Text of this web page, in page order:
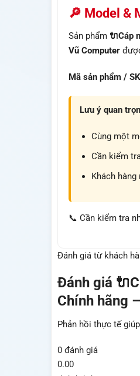
🔎 Model &
Sản phẩm 🔌Cáp
Vũ Computer
Mã sản phẩm /
Lưu ý quan
Cùng một
Cần kiểm
Khách
📞 Cần kiểm tra
Đánh giá từ khách
Đánh giá
Chính hãng
Phản hồi thực tế
0 đánh giá
0.00